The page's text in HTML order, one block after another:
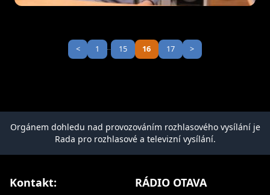
< 1 ... 15 16 17 >
Orgánem dohledu nad provozováním rozhlasového vysílání je
Rada pro rozhlasové a televizní vysílání.
Kontakt: RÁDIO OTAVA